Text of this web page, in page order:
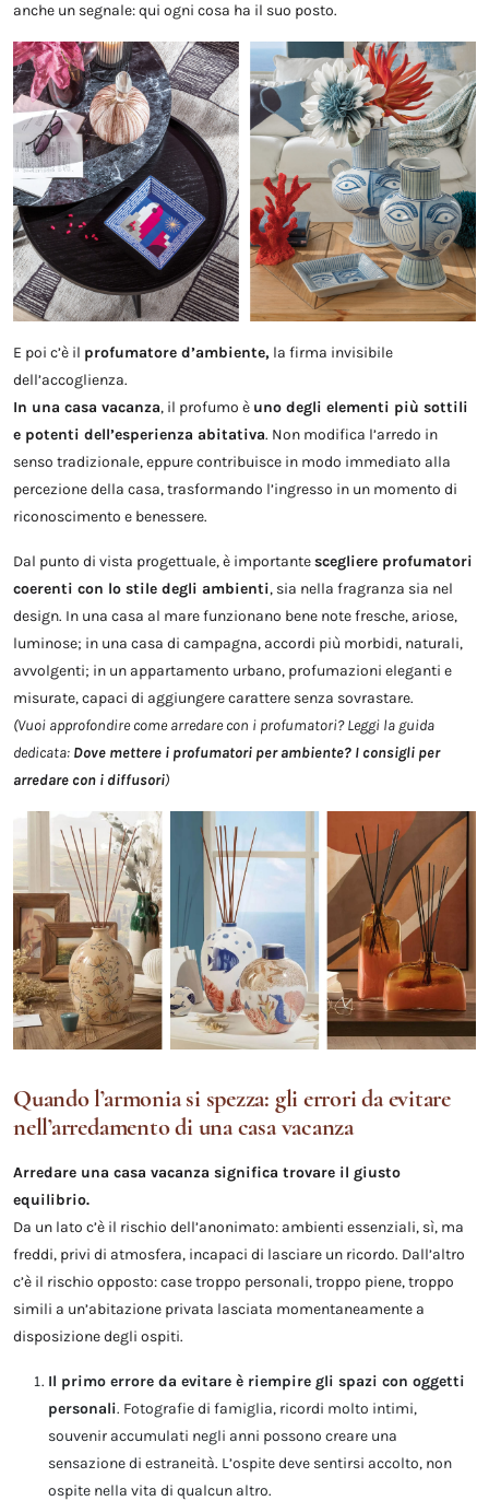
anche un segnale: qui ogni cosa ha il suo posto.
E poi c’è il profumatore d’ambiente, la firma invisibile
dell’accoglienza.
In una casa vacanza, il profumo è uno degli elementi più sottili
e potenti dell’esperienza abitativa. Non modifica l’arredo in
senso tradizionale, eppure contribuisce in modo immediato alla
percezione della casa, trasformando l’ingresso in un momento di
riconoscimento e benessere.
Dal punto di vista progettuale, è importantescegliere profumatori
coerenti con lo stile degli ambienti, sia nella fragranza sia nel
design. In una casa al mare funzionano bene note fresche, ariose,
luminose; in una casa di campagna, accordi più morbidi, naturali,
avvolgenti; in un appartamento urbano, profumazioni eleganti e
misurate, capaci di aggiungere carattere senza sovrastare.
(Vuoi approfondire come arredare con i profumatori? Leggi la guida
dedicata: Dove mettere i profumatori per ambiente? I consigli per
arredare con i diffusori)
Quando l’armonia si spezza: gli errori da evitare
nell’arredamento di una casa vacanza
Arredare una casa vacanza significa trovare il giusto
equilibrio.
Da un lato c’è il rischio dell’anonimato: ambienti essenziali, sì, ma
freddi, privi di atmosfera, incapaci di lasciare un ricordo. Dall’altro
c’è il rischio opposto: case troppo personali, troppo piene, troppo
simili a un’abitazione privata lasciata momentaneamente a
disposizione degli ospiti.
Il primo errore da evitare è riempire gli spazi con oggetti
personali. Fotografie di famiglia, ricordi molto intimi,
souvenir accumulati negli anni possono creare una
sensazione di estraneità. L’ospite deve sentirsi accolto, non
ospite nella vita di qualcun altro.